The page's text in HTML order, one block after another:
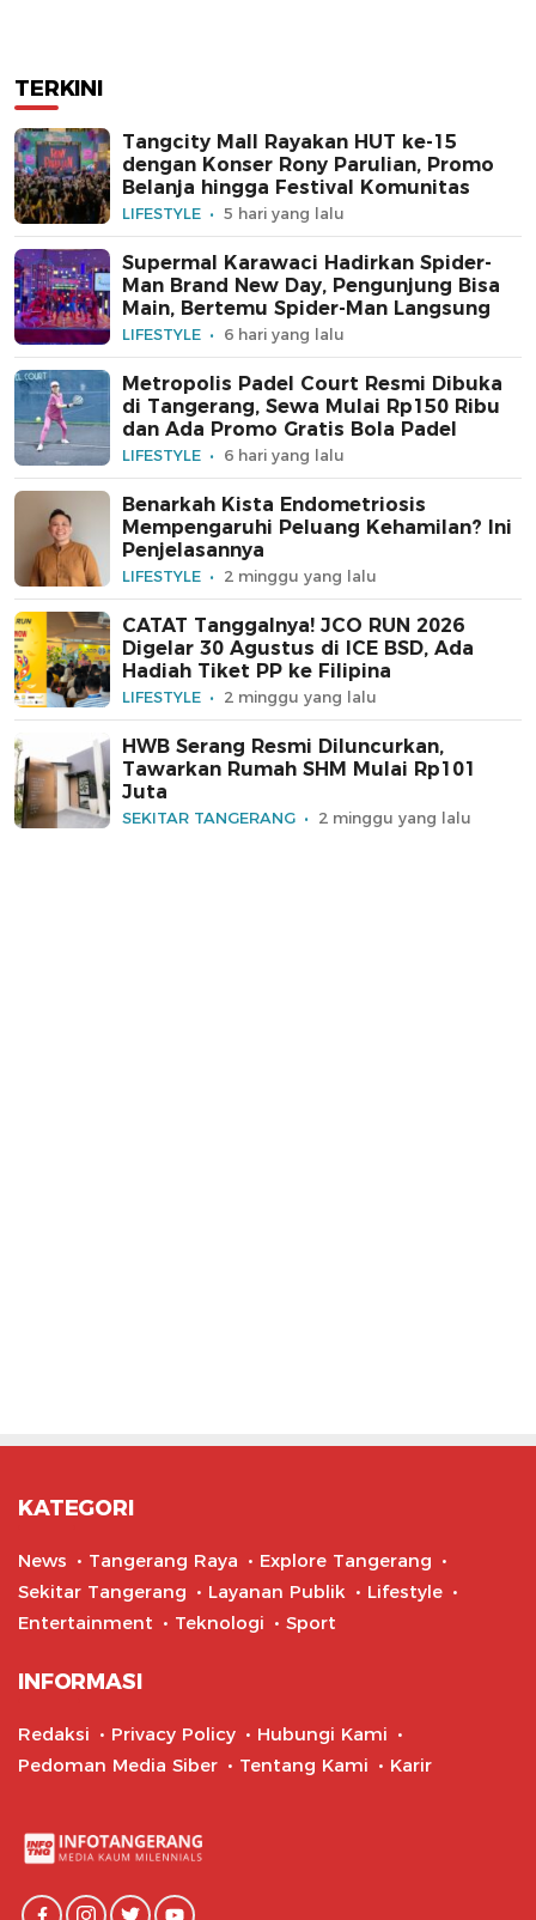
TERKINI
Tangcity Mall Rayakan HUT ke-15
dengan Konser Rony Parulian, Promo
Belanja hingga Festival Komunitas
LIFESTYLE 5 hari yang lalu
Supermal Karawaci Hadirkan Spider-
Man Brand New Day, Pengunjung Bisa
Main, Bertemu Spider-Man Langsung
LIFESTYLE 6 hari yang lalu
Metropolis Padel Court Resmi Dibuka
di Tangerang, Sewa Mulai Rp150 Ribu
dan Ada Promo Gratis Bola Padel
LIFESTYLE 6 hari yang lalu
Benarkah Kista Endometriosis
Mempengaruhi Peluang Kehamilan? Ini
Penjelasannya
LIFESTYLE 2 minggu yang lalu
CATAT Tanggalnya! JCO RUN 2026
Digelar 30 Agustus di ICE BSD, Ada
Hadiah Tiket PP ke Filipina
LIFESTYLE 2 minggu yang lalu
HWB Serang Resmi Diluncurkan,
Tawarkan Rumah SHM Mulai Rp101
Juta
SEKITAR TANGERANG 2 minggu yang lalu
KATEGORI
News Tangerang Raya
Explore Tangerang
Sekitar Tangerang
Layanan Publik
Lifestyle
Entertainment
Teknologi Sport
INFORMASI
Redaksi Privacy Policy
Hubungi Kami
Pedoman Media Siber
Tentang Kami Karir